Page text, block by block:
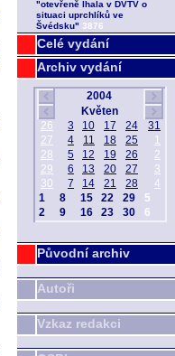
Celé vydání
Archiv vydání
Původní archiv
Autoři
Vzkaz redakci